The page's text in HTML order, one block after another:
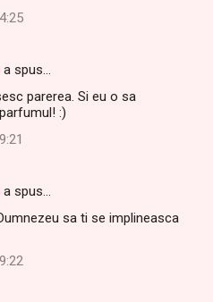
a spus…
parerea. Si eu o sa
:)
a spus…
sa ti se implineasca